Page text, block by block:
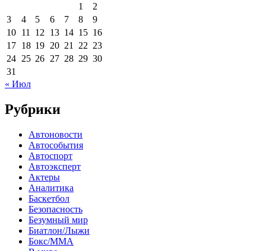
1
2
3
4 5 6 7 8
9
10 11 12 13 14 15 16
17 18 19 20 21 22 23
24 25 26 27 28 29 30
31
« Июл
Рубрики
Автоновости
Автособытия
Автоспорт
Автоэксперт
Актеры
Аналитика
Баскетбол
Безопасность
Безумный мир
Биатлон/Лыжи
Бокс/MMA